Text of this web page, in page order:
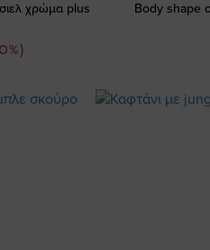
χρώμα plus
Βody shape